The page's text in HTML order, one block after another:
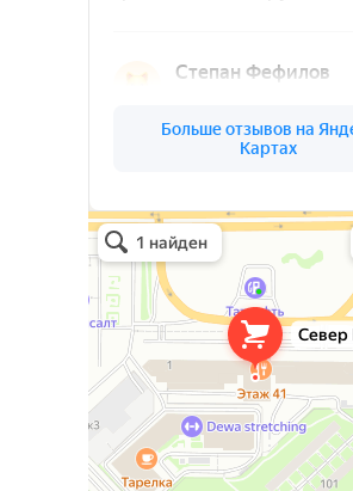
Север Гарант Групп
Металлоконструкции в Санкт‑Петербурге
Металлообработка в Санкт‑Петербурге
Ваш надёжный партнёр в реализации
уникальных проектов. Наша команда
опытных специалистов, готова
воплотить в жизнь самые смелые идеи
и проекты. Мы предлагаем широкий
спектр услуг по проектированию и
изготовлению металлоконструкций и